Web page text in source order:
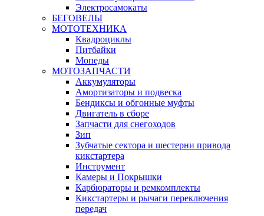
Электросамокаты
БЕГОВЕЛЫ
МОТОТЕХНИКА
Квадроциклы
Питбайки
Мопеды
МОТОЗАПЧАСТИ
Аккумуляторы
Амортизаторы и подвеска
Бендиксы и обгонные муфты
Двигатель в сборе
Запчасти для снегоходов
Зип
Зубчатые сектора и шестерни привода
кикстартера
Инструмент
Камеры и Покрышки
Карбюраторы и ремкомплекты
Кикстартеры и рычаги переключения
передач